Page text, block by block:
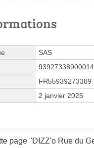
SAS
93927338900014
FR55939273389
2 janvier 2025
page "DIZZ'o Rue du